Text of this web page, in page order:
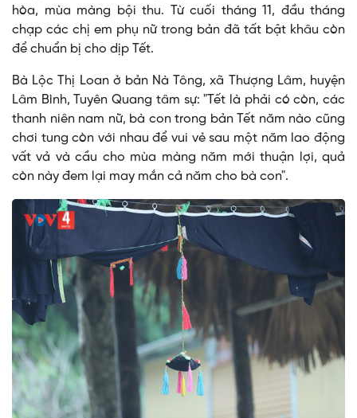
hòa, mùa màng bội thu. Từ cuối tháng 11, đầu tháng
chạp các chị em phụ nữ trong bản đã tất bật khâu còn
để chuẩn bị cho dịp Tết.
Bà Lộc Thị Loan ở bản Nà Tông, xã Thượng Lâm, huyện
Lâm Bình, Tuyên Quang tâm sự: "Tết là phải có còn, các
thanh niên nam nữ, bà con trong bản Tết năm nào cũng
chơi tung còn với nhau để vui vẻ sau một năm lao động
vất vả và cầu cho mùa màng năm mới thuận lợi, quả
còn này đem lại may mắn cả năm cho bà con".